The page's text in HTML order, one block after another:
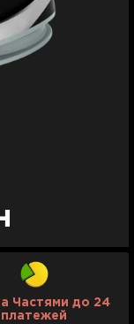
Частями до 24
платежей